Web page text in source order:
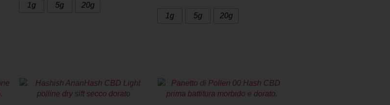
1g 5g 20g
1g 5g 20g